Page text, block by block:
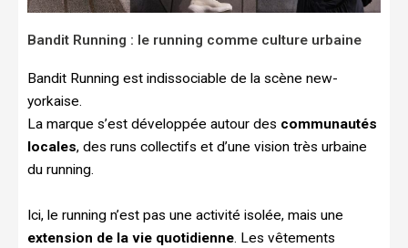
Bandit Running : le running comme culture urbaine
Bandit Running est indissociable de la scène new-
yorkaise.
La marque s’est développée autour des communautés
locales, des runs collectifs et d’une vision très urbaine
du running.
Ici, le running n’est pas une activité isolée, mais une
extension de la vie quotidienne. Les vêtements